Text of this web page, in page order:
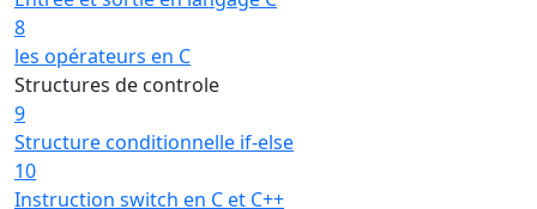
8
les opérateurs en C
Structures de controle
9
Structure conditionnelle if-else
10
Instruction switch en C et C++